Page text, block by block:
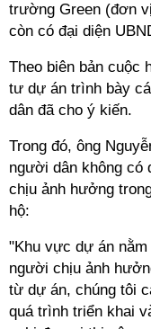
trường Green (đơn
còn có đại diện
Theo biên bản cuộc
tư dự án trình bày
dân đã cho ý kiến.
Trong đó, ông
người dân không có
chịu ảnh hưởng
hộ:
"Khu vực dự án
người chịu ảnh
từ dự án, chúng tôi
quá trình triển khai